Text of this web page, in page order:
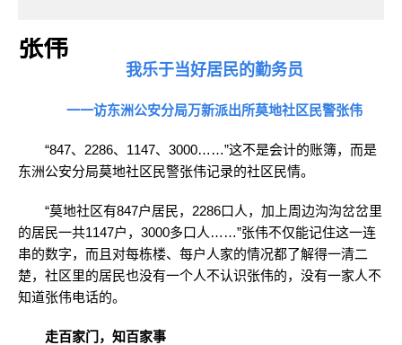
张伟
我乐于当好居民的勤务员
一一访东洲公安分局万新派出所莫地社区民警张伟
“847、2286、1147、3000……”这不是会计的账簿，而是
东洲公安分局莫地社区民警张伟记录的社区民情。
“莫地社区有847户居民，2286口人，加上周边沟沟岔岔里
的居民一共1147户，3000多口人……”张伟不仅能记住这一连
串的数字，而且对每栋楼、每户人家的情况都了解得一清二
楚，社区里的居民也没有一个人不认识张伟的，没有一家人不
知道张伟电话的。
走百家门，知百家事